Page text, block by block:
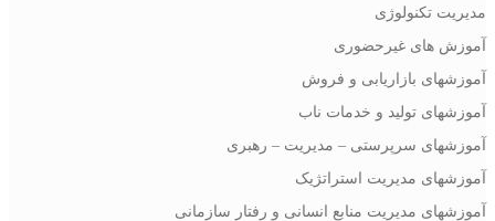
مدیریت تکنولوژی
آموزش های غیرحضوری
آموزشهای بازاریابی و فروش
آموزشهای تولید و خدمات ناب
آموزشهای سرپرستی – مدیریت – رهبری
آموزشهای مدیریت استراتژیک
آموزشهای مدیریت منابع انسانی و رفتار سازمانی